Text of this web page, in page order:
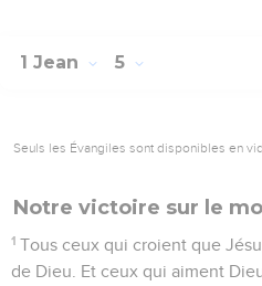
1 Jean 5
Seuls les Évangiles sont disponibles en
Notre victoire sur le
1 Tous ceux qui croient que
de Dieu. Et ceux qui aiment